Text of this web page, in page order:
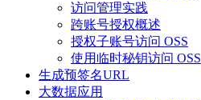
访问管理实践
跨账号授权概述
授权子账号访问 OSS
使用临时秘钥访问 OSS
生成预签名URL
大数据应用